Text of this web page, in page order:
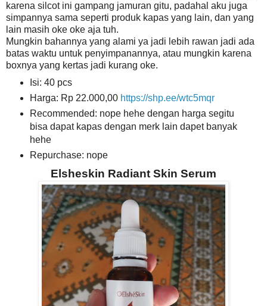
karena silcot ini gampang jamuran gitu, padahal aku juga
simpannya sama seperti produk kapas yang lain, dan yang
lain masih oke oke aja tuh.
Mungkin bahannya yang alami ya jadi lebih rawan jadi ada
batas waktu untuk penyimpanannya, atau mungkin karena
boxnya yang kertas jadi kurang oke.
Isi: 40 pcs
Harga: Rp 22.000,00 https://shp.ee/wtc5mqr
Recommended: nope hehe dengan harga segitu
bisa dapat kapas dengan merk lain dapet banyak
hehe
Repurchase: nope
Elsheskin Radiant Skin Serum